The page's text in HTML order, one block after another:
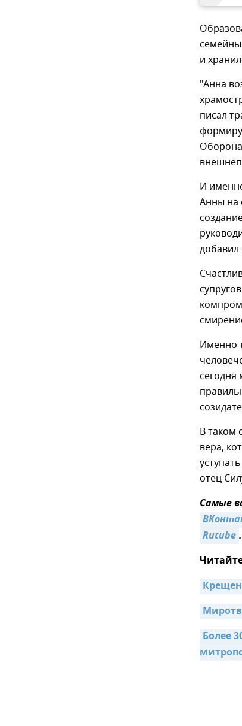
и
"Анна
писал
И
Анны на
добавил
Именно
В таком
вера,
отец
Самые
Rutube.
Более